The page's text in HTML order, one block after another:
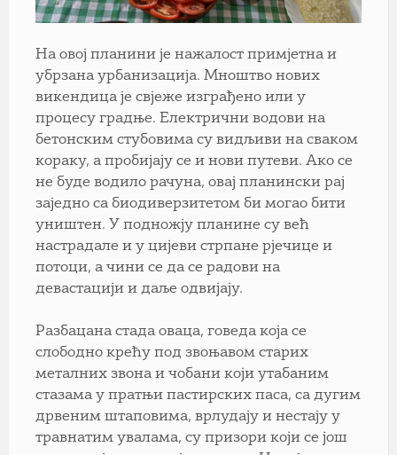
На овој планини је нажалост примјетна и
убрзана урбанизација. Мноштво нових
викендица је свјеже изграђено или у
процесу градње. Електрични водови на
бетонским стубовима су видљиви на сваком
кораку, а пробијају се и нови путеви. Ако се
не буде водило рачуна, овај планински рај
заједно са биодиверзитетом би могао бити
уништен. У подножју планине су већ
настрадале и у цијеви стрпане рјечице и
потоци, а чини се да се радови на
девастацији и даље одвијају.
Разбацана стада оваца, говеда која се
слободно крећу под звоњавом старих
металних звона и чобани који утабаним
стазама у пратњи пастирских паса, са дугим
дрвеним штаповима, врлудају и нестају у
травнатим увалама, су призори који се још